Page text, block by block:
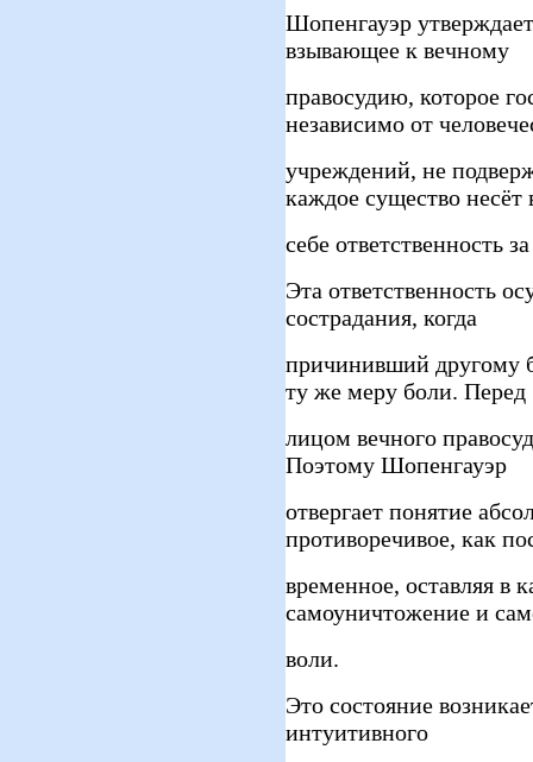
Шопенгауэр
взывающее к вечному
правосудию, которое
независимо от
учреждений, не
каждое существо несёт
себе ответственность
Эта ответственность
сострадания, когда
причинивший другому
ту же меру боли. Перед
лицом вечного
Поэтому Шопенгауэр
отвергает понятие
противоречивое, как
временное, оставляя в
самоуничтожение и
воли.
Это состояние
интуитивного